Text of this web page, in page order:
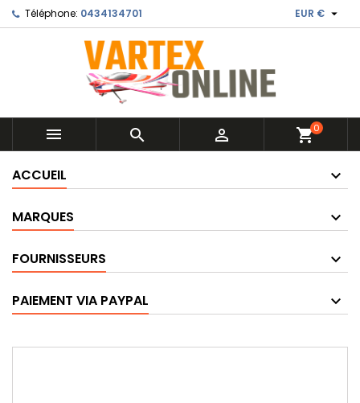
Téléphone: 0434134701 EUR € 
   shopping_cart0
ACCUEIL
MARQUES
FOURNISSEURS
PAIEMENT VIA PAYPAL